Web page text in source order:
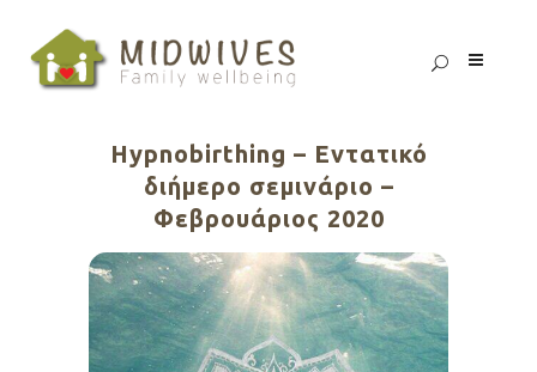
Hypnobirthing – Εντατικό
διήμερο σεμινάριο –
Φεβρουάριος 2020